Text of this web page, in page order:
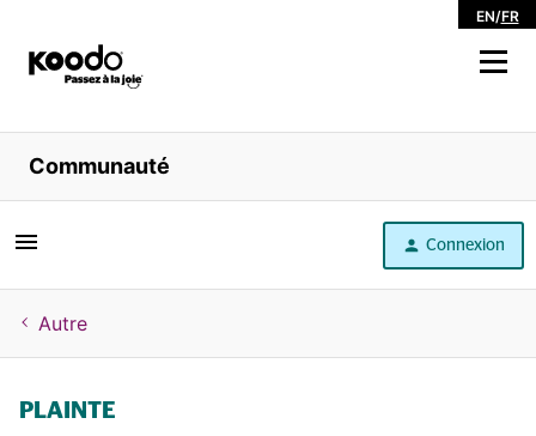
EN/FR
Magasiner
Libre service
Aide
Communauté
Connexion
Autre
PLAINTE